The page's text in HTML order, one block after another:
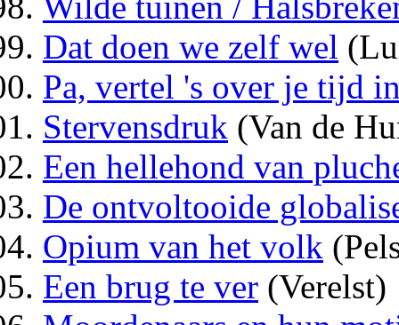
Dat doen we zelf wel
Pa, vertel 's over je tijd
Stervensdruk (Van de
Een hellehond van
De ontvoltooide
Opium van het volk
Een brug te ver (Verelst)